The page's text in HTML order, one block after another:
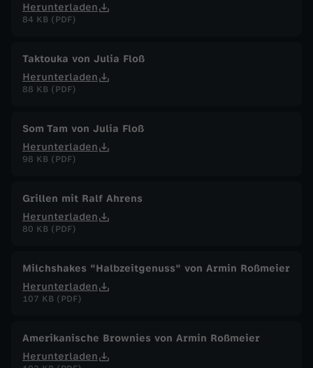
Herunterladen
84 KB (PDF)
Taktouka von Julia Floß
Herunterladen
88 KB (PDF)
Som Tam von Julia Floß
Herunterladen
98 KB (PDF)
Grillen mit Ralf Ahrens
Herunterladen
80 KB (PDF)
Milchshakes "Halbzeitgenuss" von Armin Roßmeier
Herunterladen
107 KB (PDF)
Amerikanische Brownies von Armin Roßmeier
Herunterladen